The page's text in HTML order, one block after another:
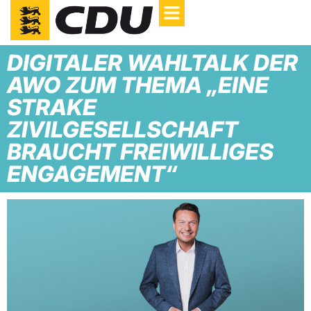
DIGITALER WAHLTALK DER
AWO ZUM THEMA „EINE
STRAKE
ZIVILGESELLSCHAFT
BRAUCHT FREIWILLIGES
ENGAGEMENT“